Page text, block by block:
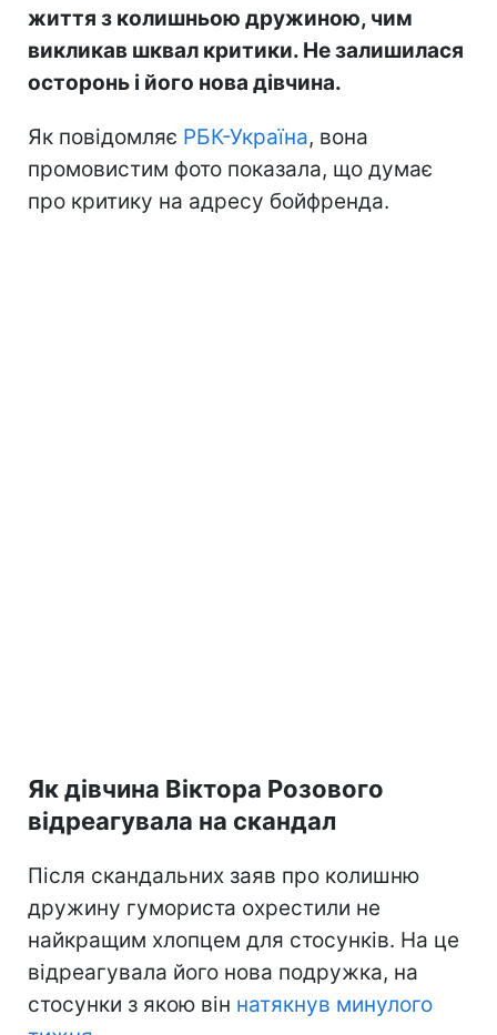
життя з колишньою дружиною, чим
викликав шквал критики. Не залишилася
осторонь і його нова дівчина.
Як повідомляє РБК-Україна, вона
промовистим фото показала, що думає
про критику на адресу бойфренда.
Як дівчина Віктора Розового
відреагувала на скандал
Після скандальних заяв про колишню
дружину гумориста охрестили не
найкращим хлопцем для стосунків. На це
відреагувала його нова подружка, на
стосунки з якою він натякнув минулого